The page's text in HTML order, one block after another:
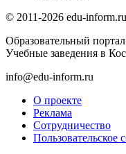
© 2011-2026 edu-inform.ru
Образовательный портал
Учебные заведения в
info@edu-inform.ru
О проекте
Реклама
Сотрудничество
Пользовательское